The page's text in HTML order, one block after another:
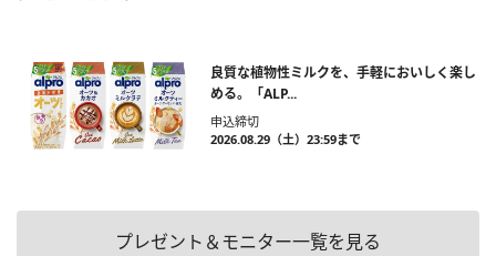
良質な植物性ミルクを、手軽においしく楽し
める。「ALP...
申込締切
2026.08.29（土）23:59まで
プレゼント＆モニター一覧を見る